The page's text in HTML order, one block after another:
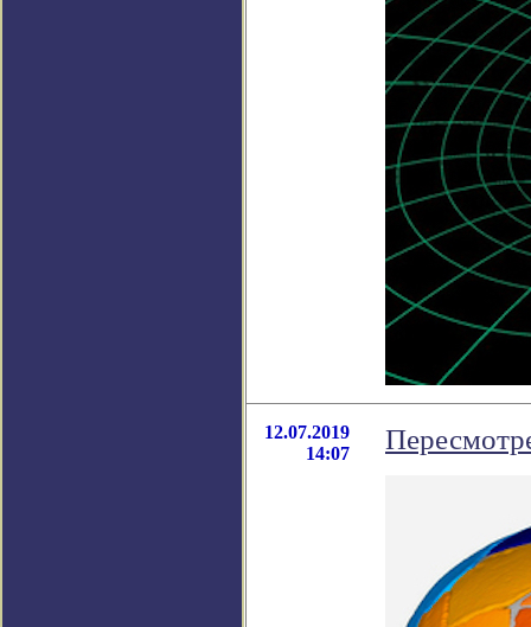
12.07.2019
14:07